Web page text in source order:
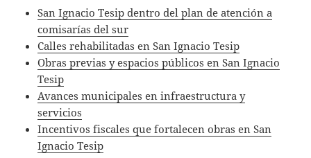
San Ignacio Tesip dentro del plan de atención a
comisarías del sur
Calles rehabilitadas en San Ignacio Tesip
Obras previas y espacios públicos en San Ignacio
Tesip
Avances municipales en infraestructura y
servicios
Incentivos fiscales que fortalecen obras en San
Ignacio Tesip